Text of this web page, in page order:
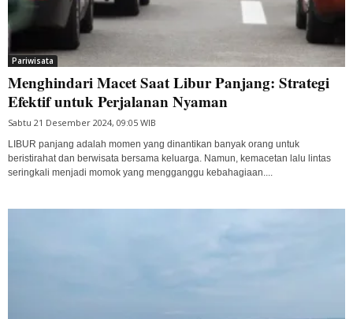
Pariwisata
Menghindari Macet Saat Libur Panjang: Strategi
Efektif untuk Perjalanan Nyaman
Sabtu 21 Desember 2024, 09:05 WIB
LIBUR panjang adalah momen yang dinantikan banyak orang untuk
beristirahat dan berwisata bersama keluarga. Namun, kemacetan lalu lintas
seringkali menjadi momok yang mengganggu kebahagiaan....